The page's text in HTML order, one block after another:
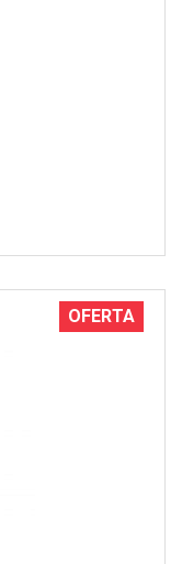
OFERTA